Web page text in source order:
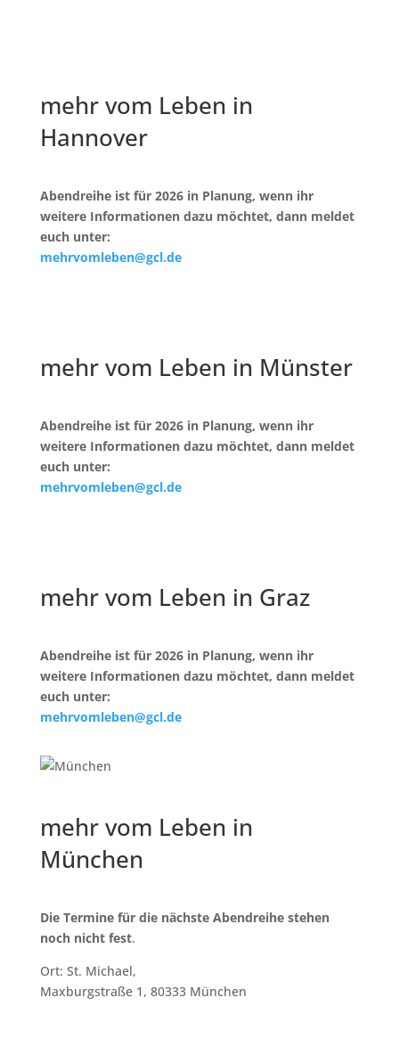
mehr vom Leben in
Hannover
Abendreihe ist für 2026 in Planung, wenn ihr
weitere Informationen dazu möchtet, dann meldet
euch unter:
mehrvomleben@gcl.de
mehr vom Leben in Münster
Abendreihe ist für 2026 in Planung, wenn ihr
weitere Informationen dazu möchtet, dann meldet
euch unter:
mehrvomleben@gcl.de
mehr vom Leben in Graz
Abendreihe ist für 2026 in Planung, wenn ihr
weitere Informationen dazu möchtet, dann meldet
euch unter:
mehrvomleben@gcl.de
mehr vom Leben in
München
Die Termine für die nächste Abendreihe stehen
noch nicht fest.
Ort: St. Michael,
Maxburgstraße 1, 80333 München